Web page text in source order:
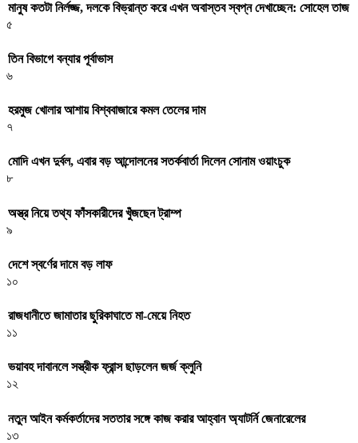
মানুষ কতটা নির্লজ্জ, দলকে বিভ্রান্ত করে এখন অবাস্তব স্বপ্ন দেখাচ্ছেন: সোহেল তাজ
৫
তিন বিভাগে বন্যার পূর্বাভাস
৬
হরমুজ খোলার আশায় বিশ্ববাজারে কমল তেলের দাম
৭
মোদি এখন দুর্বল, এবার বড় আন্দোলনের সতর্কবার্তা দিলেন সোনাম ওয়াংচুক
৮
অস্ত্র নিয়ে তথ্য ফাঁসকারীদের খুঁজছেন ট্রাম্প
৯
দেশে স্বর্ণের দামে বড় লাফ
১০
রাজধানীতে জামাতার ছুরিকাঘাতে মা-মেয়ে নিহত
১১
ভয়াবহ দাবানলে সস্ত্রীক ফ্রান্স ছাড়লেন জর্জ ক্লুনি
১২
নতুন আইন কর্মকর্তাদের সততার সঙ্গে কাজ করার আহ্বান অ্যাটর্নি জেনারেলের
১৩